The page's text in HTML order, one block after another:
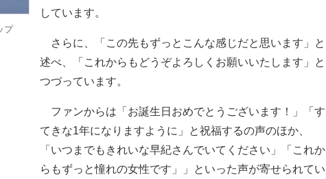
プ
しています。
さらに、「この先もずっとこんな感じだと思います」と
述べ、「これからもどうぞよろしくお願いいたします」と
つづっています。
ファンからは「お誕生日おめでとうございます！」「す
てきな1年になりますように」と祝福するの声のほか、
「いつまでもきれいな早紀さんでいてください」「これか
らもずっと憧れの女性です」」といった声が寄せられてい